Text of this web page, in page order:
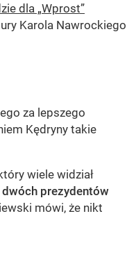
dla „Wprost”
Karola Nawrockiego
za lepszego
Kędryny takie
wiele widział
prezydentów
mówi, że nikt